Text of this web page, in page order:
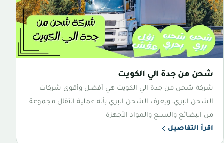
شحن من جدة الي الكويت
شركة شحن من جدة الي الكويت هي أفضل وأقوى شركات
الشحن البري، ويعرف الشحن البري بأنه عملية انتقال مجموعة
من البضائع والسلع والمواد الأجهزة
اقرأ التفاصيل